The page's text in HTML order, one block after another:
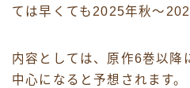
ては早くても2025年秋〜
内容としては、原作6巻以降
中心になると予想されます。